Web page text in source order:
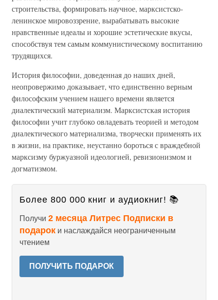
строительства, формировать научное, марксистско-
ленинское мировоззрение, вырабатывать высокие
нравственные идеалы и хорошие эстетические вкусы,
способствуя тем самым коммунистическому воспитанию
трудящихся.
История философии, доведенная до наших дней,
неопровержимо доказывает, что единственно верным
философским учением нашего времени является
диалектический материализм. Марксистская история
философии учит глубоко овладевать теорией и методом
диалектического материализма, творчески применять их
в жизни, на практике, неустанно бороться с враждебной
марксизму буржуазной идеологией, ревизионизмом и
догматизмом.
Более 800 000 книг и аудиокниг! 📚
Получи 2 месяца Литрес Подписки в
подарок и наслаждайся неограниченным
чтением
ПОЛУЧИТЬ ПОДАРОК